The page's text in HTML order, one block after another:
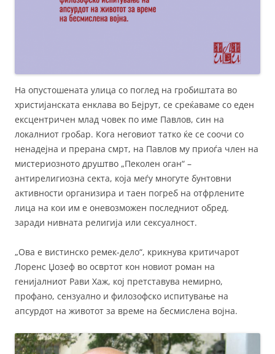
На опустошената улица со поглед на гробиштата во
христијанската енклава во Бејрут, се среќаваме со еден
ексцентричен млад човек по име Павлов, син на
локалниот гробар. Кога неговиот татко ќе се соочи со
ненадејна и прерана смрт, на Павлов му приоѓа член на
мистериозното друштво „Пеколен оган“ –
антирелигиозна секта, која меѓу многуте бунтовни
активности организира и таен погреб на отфрлените
лица на кои им е оневозможен последниот обред.
заради нивната религија или сексуалност.
„Ова е вистинско ремек-дело“, крикнува критичарот
Лоренс Џозеф во освртот кон новиот роман на
генијалниот Рави Хаж, кој претставува немирно,
профано, сензуално и филозофско испитување на
апсурдот на животот за време на бесмислена војна.